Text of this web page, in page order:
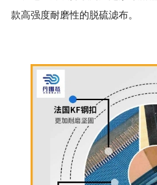
款高强度耐磨性的脱硫滤布。